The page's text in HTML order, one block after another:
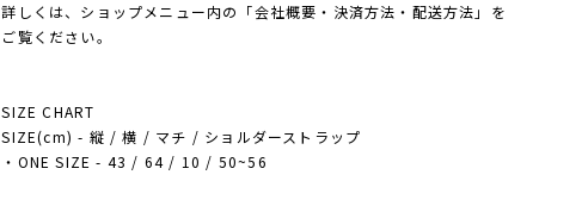
詳しくは、ショップメニュー内の「会社概要・決済方法・配送方法」を
ご覧ください。
SIZE CHART
SIZE(cm) - 縦 / 横 / マチ / ショルダーストラップ
・ONE SIZE - 43 / 64 / 10 / 50~56